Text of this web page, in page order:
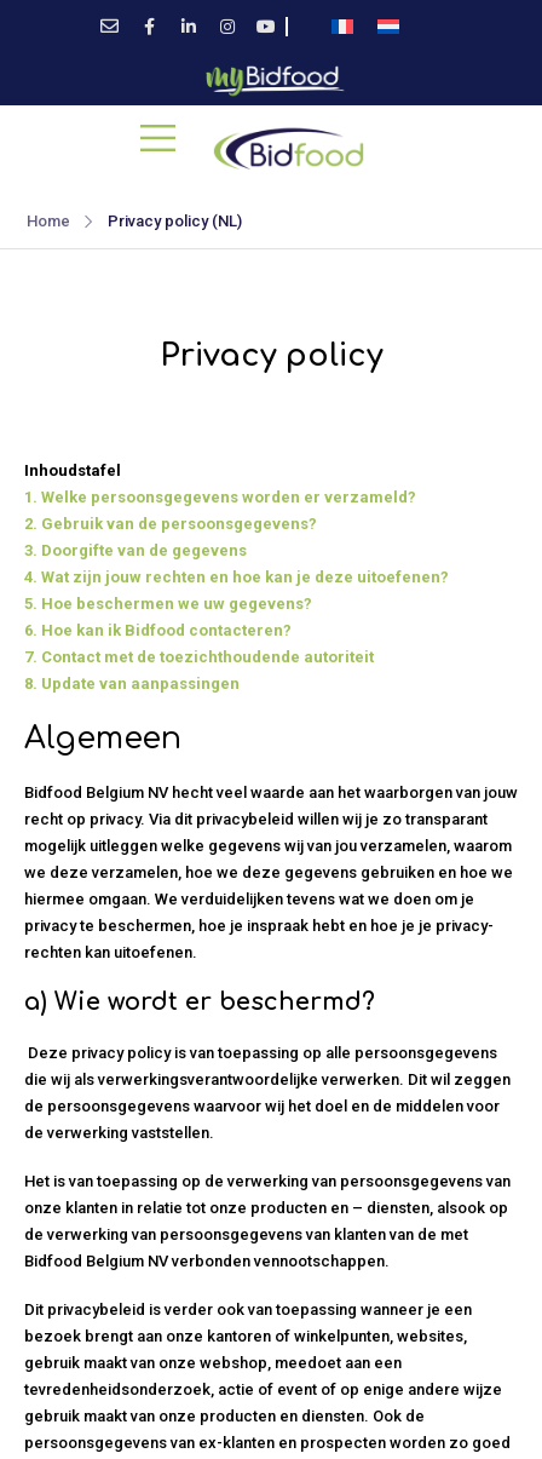
Home Privacy policy (NL)
Privacy policy
Inhoudstafel
1. Welke persoonsgegevens worden er verzameld?
2. Gebruik van de persoonsgegevens?
3. Doorgifte van de gegevens
4. Wat zijn jouw rechten en hoe kan je deze uitoefenen?
5. Hoe beschermen we uw gegevens?
6. Hoe kan ik Bidfood contacteren?
7. Contact met de toezichthoudende autoriteit
8. Update van aanpassingen
Algemeen
Bidfood Belgium NV hecht veel waarde aan het waarborgen van jouw
recht op privacy. Via dit privacybeleid willen wij je zo transparant
mogelijk uitleggen welke gegevens wij van jou verzamelen, waarom
we deze verzamelen, hoe we deze gegevens gebruiken en hoe we
hiermee omgaan. We verduidelijken tevens wat we doen om je
privacy te beschermen, hoe je inspraak hebt en hoe je je privacy-
rechten kan uitoefenen.
a) Wie wordt er beschermd?
Deze privacy policy is van toepassing op alle persoonsgegevens
die wij als verwerkingsverantwoordelijke verwerken. Dit wil zeggen
de persoonsgegevens waarvoor wij het doel en de middelen voor
de verwerking vaststellen.
Het is van toepassing op de verwerking van persoonsgegevens van
onze klanten in relatie tot onze producten en – diensten, alsook op
de verwerking van persoonsgegevens van klanten van de met
Bidfood Belgium NV verbonden vennootschappen.
Dit privacybeleid is verder ook van toepassing wanneer je een
bezoek brengt aan onze kantoren of winkelpunten, websites,
gebruik maakt van onze webshop, meedoet aan een
tevredenheidsonderzoek, actie of event of op enige andere wijze
gebruik maakt van onze producten en diensten. Ook de
persoonsgegevens van ex-klanten en prospecten worden zo goed